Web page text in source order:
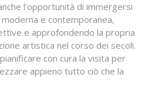
l’opportunità di immergersi
e contemporanea,
e approfondendo la propria
artistica nel corso dei secoli.
con cura la visita per
appieno tutto ciò che la